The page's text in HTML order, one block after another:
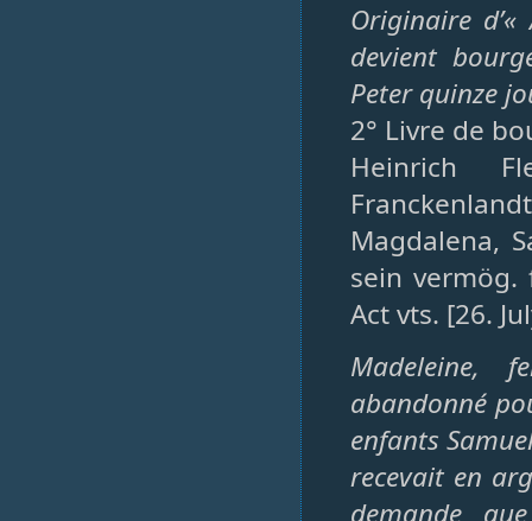
Originaire
devient
Peter quinze
2° Livre de
Heinrich
Magdalena,
sein vermög.
Act vts. [26.
Madeleine,
abandonné
enfants
recevait en
demande